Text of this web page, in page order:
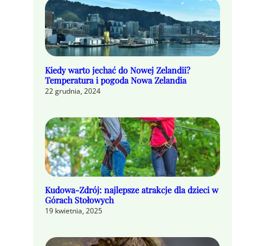
Kiedy warto jechać do Nowej Zelandii?
Temperatura i pogoda Nowa Zelandia
22 grudnia, 2024
Kudowa-Zdrój: najlepsze atrakcje dla dzieci w
Górach Stołowych
19 kwietnia, 2025